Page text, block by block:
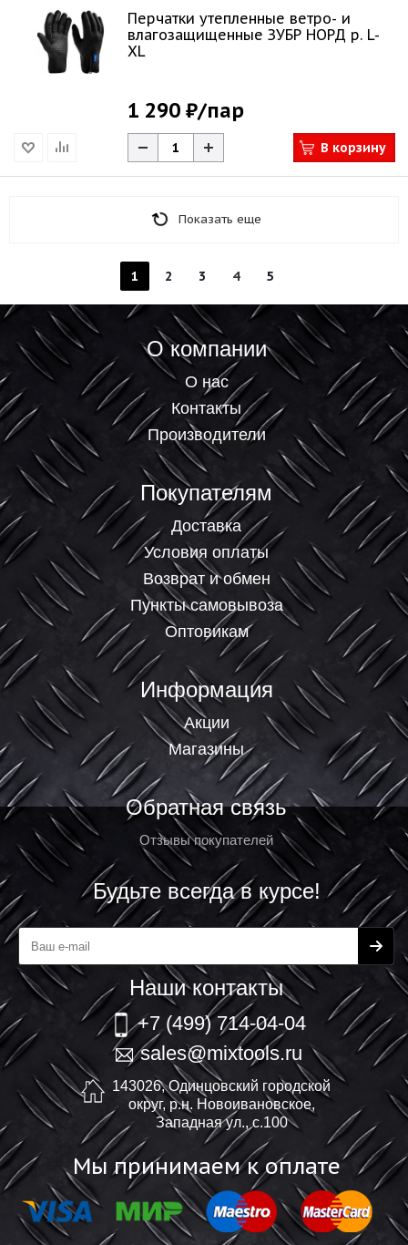
Перчатки утепленные ветро- и
влагозащищенные ЗУБР НОРД р. L-
XL
1 290 ₽/пар
В корзину
Показать еще
1 2 3 4 5
О компании
О нас
Контакты
Производители
Покупателям
Доставка
Условия оплаты
Возврат и обмен
Пункты самовывоза
Оптовикам
Информация
Акции
Магазины
Обратная связь
Отзывы покупателей
Будьте всегда в курсе!
Наши контакты
+7 (499) 714-04-04
sales@mixtools.ru
143026, Одинцовский городской
округ, р.н. Новоивановское,
Западная ул., с.100
Мы принимаем к оплате